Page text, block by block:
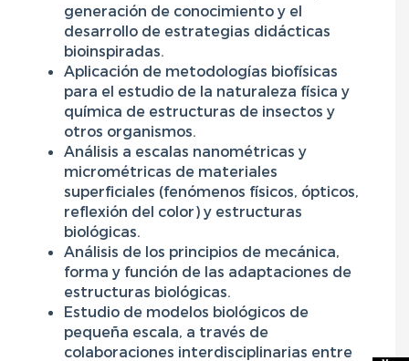
generación de conocimiento y el
desarrollo de estrategias didácticas
bioinspiradas.
Aplicación de metodologías biofísicas
para el estudio de la naturaleza física y
química de estructuras de insectos y
otros organismos.
Análisis a escalas nanométricas y
micrométricas de materiales
superficiales (fenómenos físicos, ópticos,
reflexión del color) y estructuras
biológicas.
Análisis de los principios de mecánica,
forma y función de las adaptaciones de
estructuras biológicas.
Estudio de modelos biológicos de
pequeña escala, a través de
colaboraciones interdisciplinarias entre